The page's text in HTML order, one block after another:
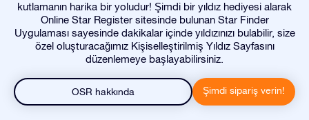
kutlamanın harika bir yoludur! Şimdi bir yıldız hediyesi alarak
Online Star Register sitesinde bulunan Star Finder
Uygulaması sayesinde dakikalar içinde yıldızınızı bulabilir, size
özel oluşturacağımız Kişiselleştirilmiş Yıldız Sayfasını
düzenlemeye başlayabilirsiniz.
OSR hakkında Şimdi sipariş verin!